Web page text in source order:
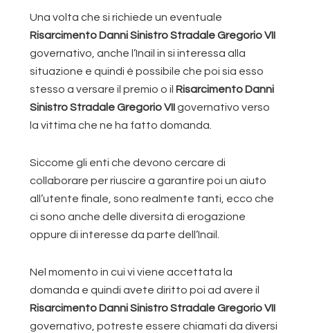
Una volta che si richiede un eventuale
Risarcimento Danni Sinistro Stradale Gregorio VII
governativo, anche l’Inail in si interessa alla
situazione e quindi è possibile che poi sia esso
stesso a versare il premio o il Risarcimento Danni
Sinistro Stradale Gregorio VIIgovernativo verso
la vittima che ne ha fatto domanda.
Siccome gli enti che devono cercare di
collaborare per riuscire a garantire poi un aiuto
all’utente finale, sono realmente tanti, ecco che
ci sono anche delle diversità di erogazione
oppure di interesse da parte dell’Inail.
Nel momento in cui vi viene accettata la
domanda e quindi avete diritto poi ad avere il
Risarcimento Danni Sinistro Stradale Gregorio VII
governativo, potreste essere chiamati da diversi